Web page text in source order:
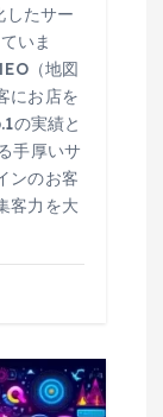
したサー
いま
（地図
にお店を
の実績と
手厚いサ
ンのお客
客力を大